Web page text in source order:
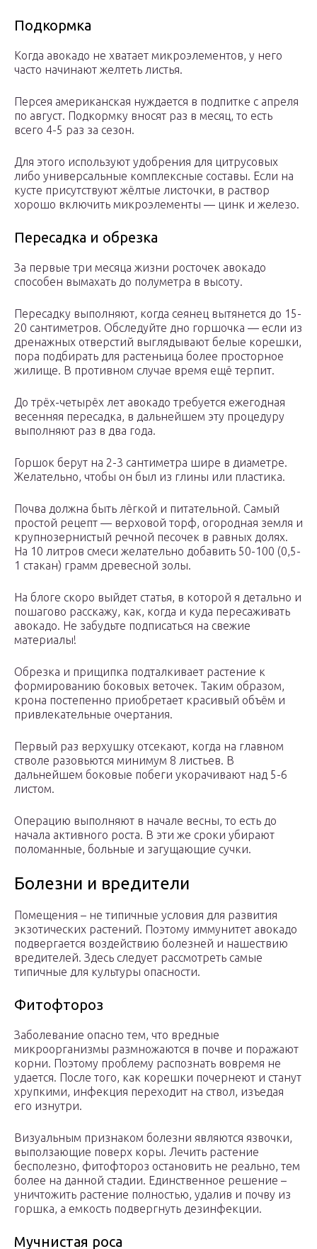
Подкормка
Когда авокадо не хватает микроэлементов, у него
часто начинают желтеть листья.
Персея американская нуждается в подпитке с апреля
по август. Подкормку вносят раз в месяц, то есть
всего 4-5 раз за сезон.
Для этого используют удобрения для цитрусовых
либо универсальные комплексные составы. Если на
кусте присутствуют жёлтые листочки, в раствор
хорошо включить микроэлементы — цинк и железо.
Пересадка и обрезка
За первые три месяца жизни росточек авокадо
способен вымахать до полуметра в высоту.
Пересадку выполняют, когда сеянец вытянется до 15-
20 сантиметров. Обследуйте дно горшочка — если из
дренажных отверстий выглядывают белые корешки,
пора подбирать для растеньица более просторное
жилище. В противном случае время ещё терпит.
До трёх-четырёх лет авокадо требуется ежегодная
весенняя пересадка, в дальнейшем эту процедуру
выполняют раз в два года.
Горшок берут на 2-3 сантиметра шире в диаметре.
Желательно, чтобы он был из глины или пластика.
Почва должна быть лёгкой и питательной. Самый
простой рецепт — верховой торф, огородная земля и
крупнозернистый речной песочек в равных долях.
На 10 литров смеси желательно добавить 50-100 (0,5-
1 стакан) грамм древесной золы.
На блоге скоро выйдет статья, в которой я детально и
пошагово расскажу, как, когда и куда пересаживать
авокадо. Не забудьте подписаться на свежие
материалы!
Обрезка и прищипка подталкивает растение к
формированию боковых веточек. Таким образом,
крона постепенно приобретает красивый объём и
привлекательные очертания.
Первый раз верхушку отсекают, когда на главном
стволе разовьются минимум 8 листьев. В
дальнейшем боковые побеги укорачивают над 5-6
листом.
Операцию выполняют в начале весны, то есть до
начала активного роста. В эти же сроки убирают
поломанные, больные и загущающие сучки.
Болезни и вредители
Помещения – не типичные условия для развития
экзотических растений. Поэтому иммунитет авокадо
подвергается воздействию болезней и нашествию
вредителей. Здесь следует рассмотреть самые
типичные для культуры опасности.
Фитофтороз
Заболевание опасно тем, что вредные
микроорганизмы размножаются в почве и поражают
корни. Поэтому проблему распознать вовремя не
удается. После того, как корешки почернеют и станут
хрупкими, инфекция переходит на ствол, изъедая
его изнутри.
Визуальным признаком болезни являются язвочки,
выползающие поверх коры. Лечить растение
бесполезно, фитофтороз остановить не реально, тем
более на данной стадии. Единственное решение –
уничтожить растение полностью, удалив и почву из
горшка, а емкость подвергнуть дезинфекции.
Мучнистая роса